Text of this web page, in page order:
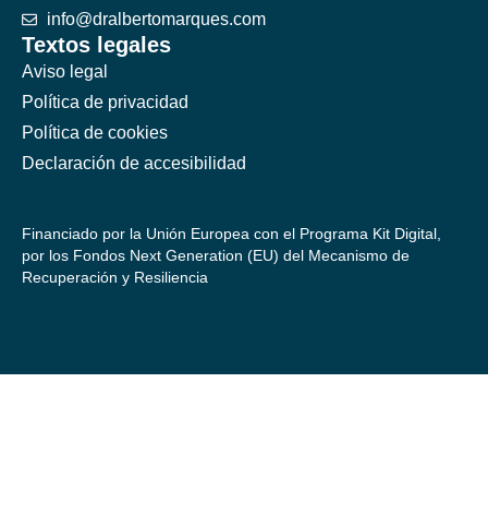
info@dralbertomarques.com
Textos legales
Aviso legal
Política de privacidad
Política de cookies
Declaración de accesibilidad
Financiado por la Unión Europea con el Programa Kit Digital,
por los Fondos Next Generation (EU) del Mecanismo de
Recuperación y Resiliencia